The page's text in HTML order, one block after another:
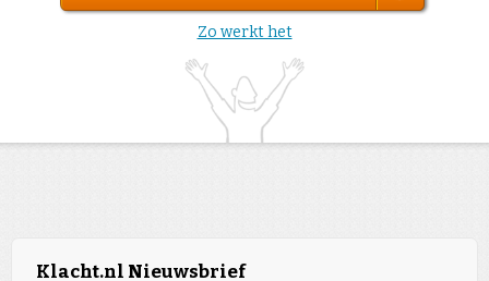
Zo werkt het
Klacht.nl Nieuwsbrief